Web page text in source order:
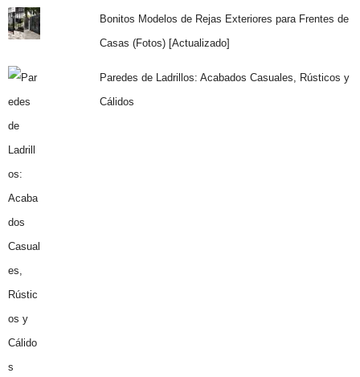
Bonitos Modelos de Rejas Exteriores para Frentes de
Casas (Fotos) [Actualizado]
Paredes de Ladrillos: Acabados Casuales, Rústicos y
Cálidos